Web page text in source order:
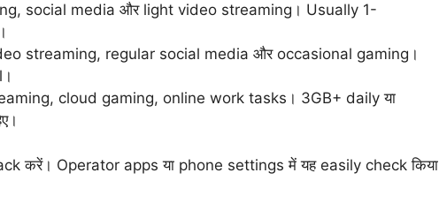
social media और light video streaming। Usually 1-
streaming, regular social media और occasional gaming।
cloud gaming, online work tasks। 3GB+ daily या
करें। Operator apps या phone settings में यह easily check किया